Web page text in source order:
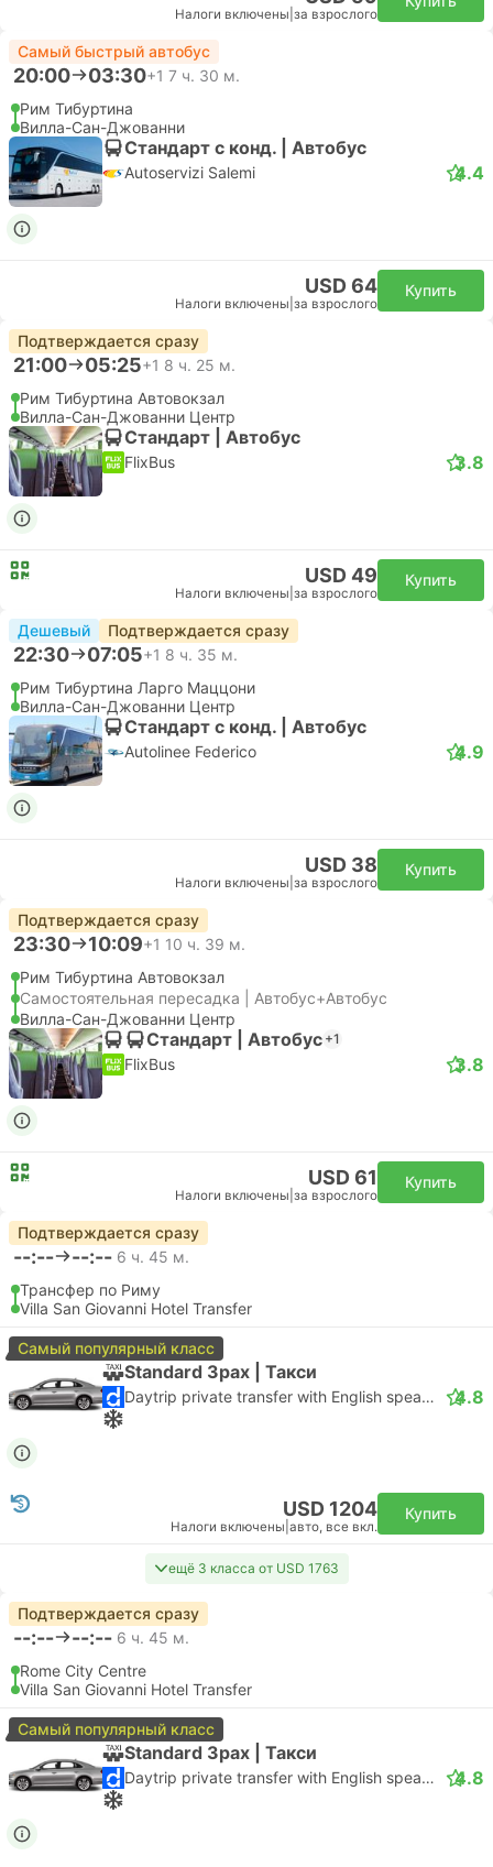
Налоги включены за взрослого
Самый быстрый автобус
20:00 03:30+1 7 ч. 30 м.
Рим Тибуртина
Вилла-Сан-Джованни
Стандарт с конд. | Автобус
Autoservizi Salemi 4.4
USD 64
Налоги включены за взрослого
Купить
Подтверждается сразу
21:00 05:25+1 8 ч. 25 м.
Рим Тибуртина Автовокзал
Вилла-Сан-Джованни Центр
Стандарт | Автобус
FlixBus 3.8
USD 49
Налоги включены за взрослого
Купить
Дешевый Подтверждается сразу
22:30 07:05+1 8 ч. 35 м.
Рим Тибуртина Ларго Маццони
Вилла-Сан-Джованни Центр
Стандарт с конд. | Автобус
Autolinee Federico 4.9
USD 38
Налоги включены за взрослого
Купить
Подтверждается сразу
23:30 10:09+1 10 ч. 39 м.
Рим Тибуртина Автовокзал
Самостоятельная пересадка | Автобус+Автобус
Вилла-Сан-Джованни Центр
Стандарт | Автобус +1
FlixBus 3.8
USD 61
Налоги включены за взрослого
Купить
Подтверждается сразу
--:-- --:-- 6 ч. 45 м.
Трансфер по Риму
Villa San Giovanni Hotel Transfer
Самый популярный класс
Standard 3pax | Такси
Daytrip private transfer with English speaking driver 4.8
USD 1204
Налоги включены авто, все вкл.
Купить
ещё 3 класса от USD 1763
Подтверждается сразу
--:-- --:-- 6 ч. 45 м.
Rome City Centre
Villa San Giovanni Hotel Transfer
Самый популярный класс
Standard 3pax | Такси
Daytrip private transfer with English speaking driver 4.8